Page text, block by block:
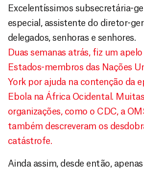
Excelentíssimos subsecretária-
especial, assistente do diretor-
delegados, senhoras e senhores.
Duas semanas atrás, fiz um
Estados-membros das Nações
York por ajuda na contenção da
Ebola na África Ocidental.
organizações, como o CDC, a
também descreveram os
catástrofe.
Ainda assim, desde então,